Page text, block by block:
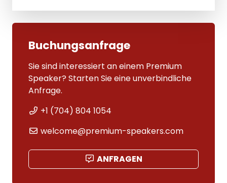
Buchungsanfrage
Sie sind interessiert an einem Premium
Speaker? Starten Sie eine unverbindliche
Anfrage.
+1 (704) 804 1054
welcome@premium-speakers.com
ANFRAGEN